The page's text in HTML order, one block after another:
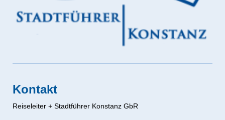
Kontakt
Reiseleiter + Stadtführer Konstanz GbR